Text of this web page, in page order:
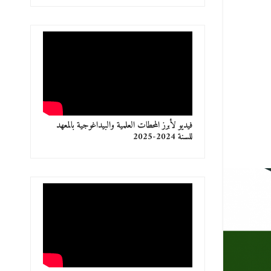
فيديو لأبرز المحطات العلمية والبيداغوجية بالمعهد
للسنة 2024-2025